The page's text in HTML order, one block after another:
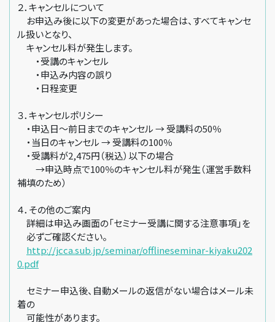
２．キャンセルについて
お申込み後に以下の変更があった場合は、すべてキャンセ
ル扱いとなり、
キャンセル料が発生します。
・受講のキャンセル
・申込み内容の誤り
・日程変更
３．キャンセルポリシー
・申込日～前日までのキャンセル → 受講料の50％
・当日のキャンセル → 受講料の100％
・受講料が2,475円（税込）以下の場合
→申込時点で100％のキャンセル料が発生（運営手数料
補填のため）
４．その他のご案内
詳細は申込み画面の「セミナー受講に関する注意事項」を
必ずご確認ください。
http://jcca.sub.jp/seminar/offlineseminar-kiyaku202
0.pdf
セミナー申込後、自動メールの返信がない場合はメール未
着の
可能性があります。